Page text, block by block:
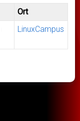
Ort
LinuxCampus